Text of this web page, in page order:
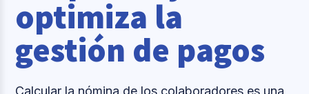
optimiza la
gestión de pagos
Calcular la nómina de los colaboradores es una